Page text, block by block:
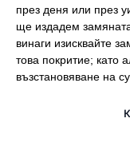
през деня или през
ще издадем
винаги изисквайте
това покритие; като
възстановяване на